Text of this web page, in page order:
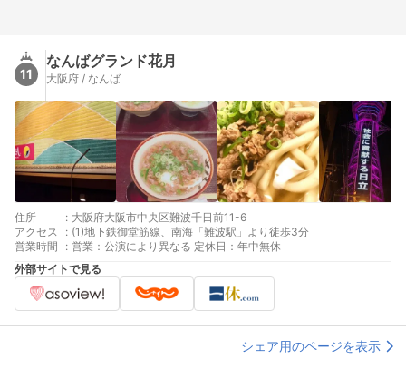
11
なんばグランド花月
大阪府 / なんば
住所 : 大阪府大阪市中央区難波千日前11-6
アクセス
: (1)地下鉄御堂筋線、南海「難波駅」より徒歩3分
営業時間
: 営業：公演により異なる 定休日：年中無休
外部サイトで見る
シェア用のページを表示